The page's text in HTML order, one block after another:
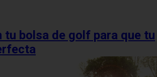
tu bolsa de golf para que tu